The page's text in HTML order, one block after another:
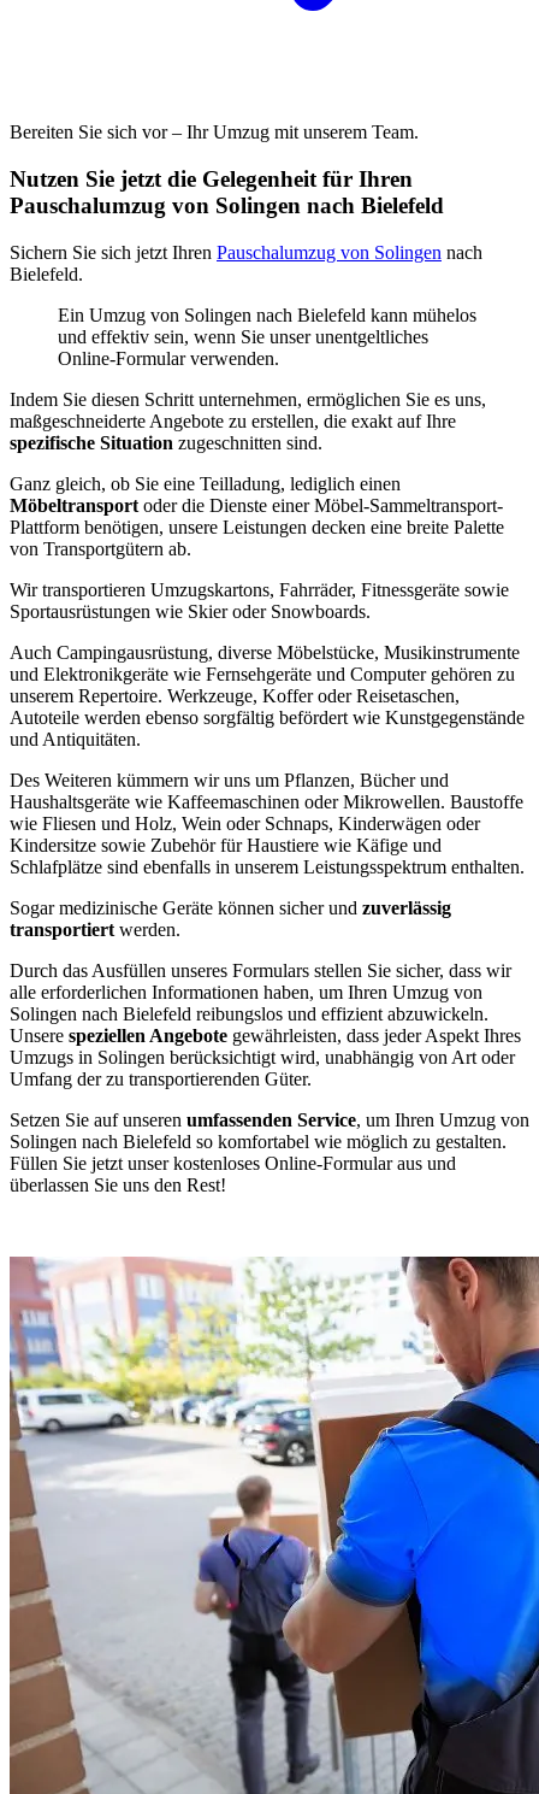
Bereiten Sie sich vor – Ihr Umzug mit unserem Team.
Nutzen Sie jetzt die Gelegenheit für Ihren
Pauschalumzug von Solingen nach Bielefeld
Sichern Sie sich jetzt Ihren Pauschalumzug von Solingen nach
Bielefeld.
Ein Umzug von Solingen nach Bielefeld kann mühelos
und effektiv sein, wenn Sie unser unentgeltliches
Online-Formular verwenden.
Indem Sie diesen Schritt unternehmen, ermöglichen Sie es uns,
maßgeschneiderte Angebote zu erstellen, die exakt auf Ihre
spezifische Situation zugeschnitten sind.
Ganz gleich, ob Sie eine Teilladung, lediglich einen
Möbeltransport oder die Dienste einer Möbel-Sammeltransport-
Plattform benötigen, unsere Leistungen decken eine breite Palette
von Transportgütern ab.
Wir transportieren Umzugskartons, Fahrräder, Fitnessgeräte sowie
Sportausrüstungen wie Skier oder Snowboards.
Auch Campingausrüstung, diverse Möbelstücke, Musikinstrumente
und Elektronikgeräte wie Fernsehgeräte und Computer gehören zu
unserem Repertoire. Werkzeuge, Koffer oder Reisetaschen,
Autoteile werden ebenso sorgfältig befördert wie Kunstgegenstände
und Antiquitäten.
Des Weiteren kümmern wir uns um Pflanzen, Bücher und
Haushaltsgeräte wie Kaffeemaschinen oder Mikrowellen. Baustoffe
wie Fliesen und Holz, Wein oder Schnaps, Kinderwägen oder
Kindersitze sowie Zubehör für Haustiere wie Käfige und
Schlafplätze sind ebenfalls in unserem Leistungsspektrum enthalten.
Sogar medizinische Geräte können sicher und zuverlässig
transportiert werden.
Durch das Ausfüllen unseres Formulars stellen Sie sicher, dass wir
alle erforderlichen Informationen haben, um Ihren Umzug von
Solingen nach Bielefeld reibungslos und effizient abzuwickeln.
Unsere speziellen Angebote gewährleisten, dass jeder Aspekt Ihres
Umzugs in Solingen berücksichtigt wird, unabhängig von Art oder
Umfang der zu transportierenden Güter.
Setzen Sie auf unseren umfassenden Service, um Ihren Umzug von
Solingen nach Bielefeld so komfortabel wie möglich zu gestalten.
Füllen Sie jetzt unser kostenloses Online-Formular aus und
überlassen Sie uns den Rest!